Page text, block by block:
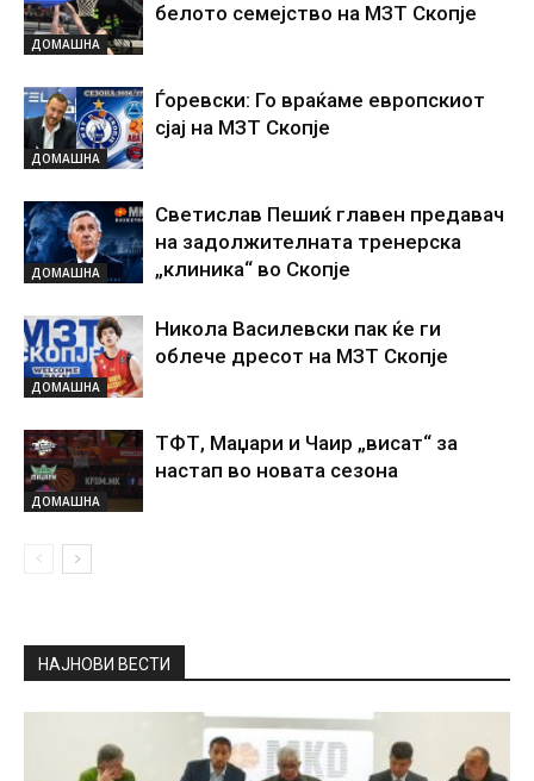
ДОМАШНА
белото семејство на МЗТ Скопје
ДОМАШНА
Ѓоревски: Го враќаме европскиот
сјај на МЗТ Скопје
ДОМАШНА
Светислав Пешиќ главен предавач
на задолжителната тренерска
„клиника“ во Скопје
ДОМАШНА
Никола Василевски пак ќе ги
облече дресот на МЗТ Скопје
ДОМАШНА
ТФТ, Маџари и Чаир „висат“ за
настап во новата сезона
НАЈНОВИ ВЕСТИ